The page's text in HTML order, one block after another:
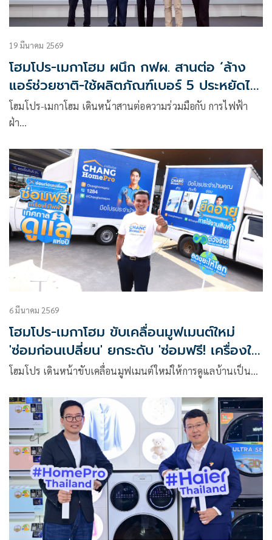
19 มีนาคม 2569
โฮมโปร-เมกาโฮม ผนึก กฟผ. สานต่อ ‘ล้าง
แอร์ช่วยชาติ-ใช้ผลิตภัณฑ์เบอร์ 5 ประหยัดไฟ
ไทยต้องรอด 2569’
โฮมโปร-เมกาโฮม เดินหน้าสานต่อความร่วมมือกับ การไฟฟ้า
ฝ่า…
6 มีนาคม 2569
โฮมโปร-เมกาโฮม ขับเคลื่อนมูฟเมนต์ใหม่
'ซ่อมก่อนเปลี่ยน' ยกระดับ 'ซ่อมฟรี! เครื่องใช้
ไฟฟ้า' สู่เทศกาลดูแลบ้านแห่งปี
โฮมโปร เดินหน้าขับเคลื่อนมูฟเมนต์ใหม่ให้การดูแลบ้านเป็น…